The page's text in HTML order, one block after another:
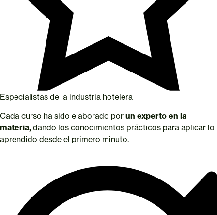
Especialistas de la industria hotelera
Cada curso ha sido elaborado por un experto en la
materia, dando los conocimientos prácticos para aplicar lo
aprendido desde el primero minuto.